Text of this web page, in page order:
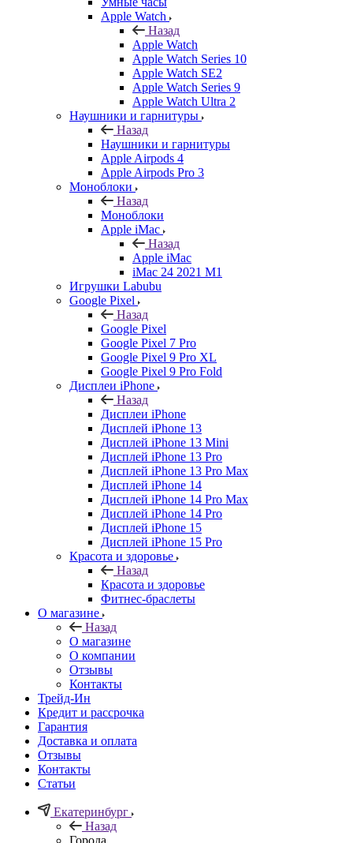
Apple Watch
Назад
Apple Watch
Apple Watch Series 10
Apple Watch SE2
Apple Watch Series 9
Apple Watch Ultra 2
Наушники и гарнитуры
Назад
Наушники и гарнитуры
Apple Airpods 4
Apple Airpods Pro 3
Моноблоки
Назад
Моноблоки
Apple iMac
Назад
Apple iMac
iMac 24 2021 M1
Игрушки Labubu
Google Pixel
Назад
Google Pixel
Google Pixel 7 Pro
Google Pixel 9 Pro XL
Google Pixel 9 Pro Fold
Дисплеи iPhone
Назад
Дисплеи iPhone
Дисплей iPhone 13
Дисплей iPhone 13 Mini
Дисплей iPhone 13 Pro
Дисплей iPhone 13 Pro Max
Дисплей iPhone 14
Дисплей iPhone 14 Pro Max
Дисплей iPhone 14 Pro
Дисплей iPhone 15
Дисплей iPhone 15 Pro
Красота и здоровье
Назад
Красота и здоровье
Фитнес-браслеты
О магазине
Назад
О магазине
О компании
Отзывы
Контакты
Трейд-Ин
Кредит и рассрочка
Гарантия
Доставка и оплата
Отзывы
Контакты
Статьи
Екатеринбург
Назад
Города